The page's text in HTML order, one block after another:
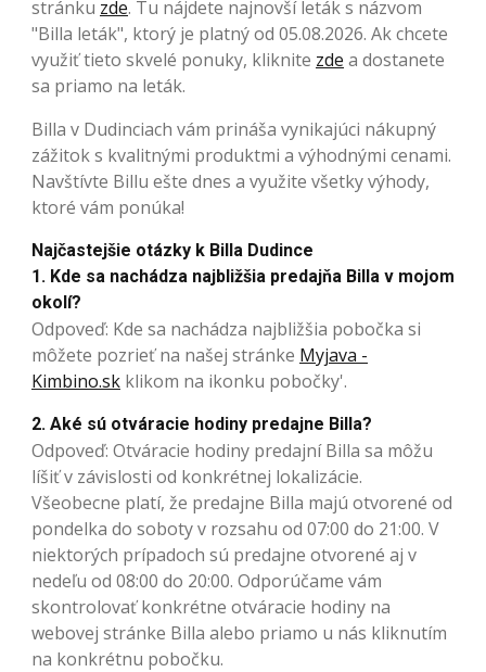
stránku zde. Tu nájdete najnovší leták s názvom
"Billa leták", ktorý je platný od 05.08.2026. Ak chcete
využiť tieto skvelé ponuky, kliknite zde a dostanete
sa priamo na leták.
Billa v Dudinciach vám prináša vynikajúci nákupný
zážitok s kvalitnými produktmi a výhodnými cenami.
Navštívte Billu ešte dnes a využite všetky výhody,
ktoré vám ponúka!
Najčastejšie otázky k Billa Dudince
1. Kde sa nachádza najbližšia predajňa Billa v mojom
okolí?
Odpoveď: Kde sa nachádza najbližšia pobočka si
môžete pozrieť na našej stránke Myjava -
Kimbino.sk klikom na ikonku pobočky'.
2. Aké sú otváracie hodiny predajne Billa?
Odpoveď: Otváracie hodiny predajní Billa sa môžu
líšiť v závislosti od konkrétnej lokalizácie.
Všeobecne platí, že predajne Billa majú otvorené od
pondelka do soboty v rozsahu od 07:00 do 21:00. V
niektorých prípadoch sú predajne otvorené aj v
nedeľu od 08:00 do 20:00. Odporúčame vám
skontrolovať konkrétne otváracie hodiny na
webovej stránke Billa alebo priamo u nás kliknutím
na konkrétnu pobočku.